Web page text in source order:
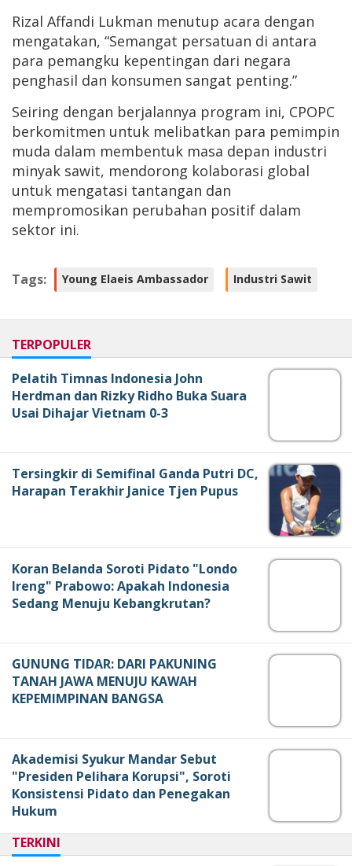
Rizal Affandi Lukman menutup acara dengan
mengatakan, “Semangat persatuan di antara
para pemangku kepentingan dari negara
penghasil dan konsumen sangat penting.”
Seiring dengan berjalannya program ini, CPOPC
berkomitmen untuk melibatkan para pemimpin
muda dalam membentuk masa depan industri
minyak sawit, mendorong kolaborasi global
untuk mengatasi tantangan dan
mempromosikan perubahan positif dalam
sektor ini.
Tags: Young Elaeis Ambassador Industri Sawit
TERPOPULER
Pelatih Timnas Indonesia John
Herdman dan Rizky Ridho Buka Suara
Usai Dihajar Vietnam 0-3
Tersingkir di Semifinal Ganda Putri DC,
Harapan Terakhir Janice Tjen Pupus
Koran Belanda Soroti Pidato "Londo
Ireng" Prabowo: Apakah Indonesia
Sedang Menuju Kebangkrutan?
GUNUNG TIDAR: DARI PAKUNING
TANAH JAWA MENUJU KAWAH
KEPEMIMPINAN BANGSA
Akademisi Syukur Mandar Sebut
"Presiden Pelihara Korupsi", Soroti
Konsistensi Pidato dan Penegakan
Hukum
TERKINI